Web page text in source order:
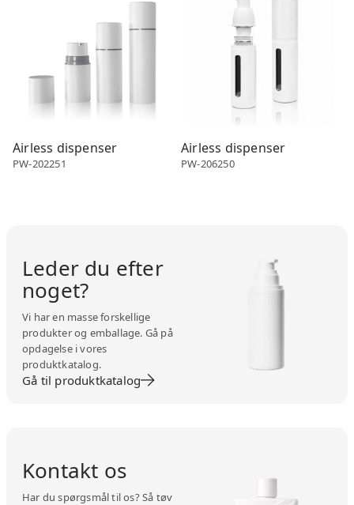
Airless dispenser
PW-202251
Airless dispenser
PW-206250
Leder du efter
noget?
Vi har en masse forskellige
produkter og emballage. Gå på
opdagelse i vores
produktkatalog.
Gå til produktkatalog
Kontakt os
Har du spørgsmål til os? Så tøv